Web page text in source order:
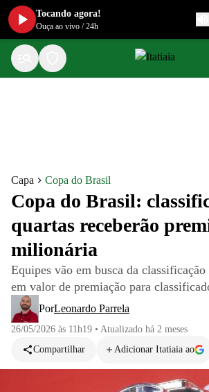
Capa Copa do Brasil
Copa do Brasil:
quartas receberão
milionária
Equipes vão em busca da
em valor de premiação para
PorLeonardo Parrela
26/05/2026 às 11h19 • Atualizado há 2 meses
Compartilhar
Adicionar Itatiaia ao
Tocando agora!
Ouça ao vivo /24h